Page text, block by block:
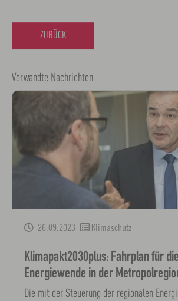
ZURÜCK
Verwandte Nachrichten
26.09.2023 Klimaschutz
Klimapakt2030plus: Fahrplan für die
Energiewende in der
Die mit der Steuerung der regionalen